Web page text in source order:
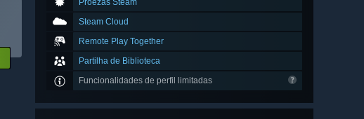
Proezas Steam
Steam Cloud
Remote Play Together
Partilha de Biblioteca
Funcionalidades de perfil limitadas